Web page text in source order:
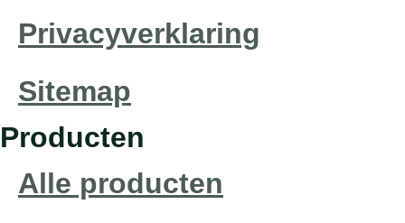
Privacyverklaring
Sitemap
Producten
Alle producten